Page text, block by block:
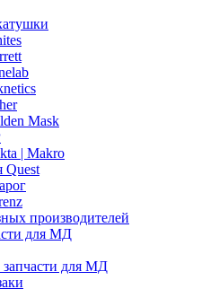
Mask
| Makro
Quest
производителей
для МД
запчасти для МД